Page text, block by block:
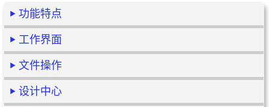
功能特点
工作界面
文件操作
设计中心